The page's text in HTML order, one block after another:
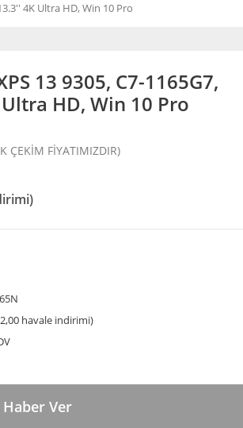
4K Ultra HD, Win 10 Pro
13 9305, C7-1165G7,
Ultra HD, Win 10 Pro
ÇEKİM FİYATIMIZDIR)
havale indirimi)
Haber Ver